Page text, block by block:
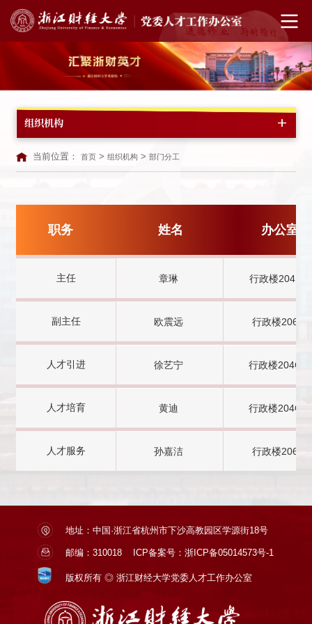
组织机构
当前位置： 首页 > 组织机构 > 部门分工
职务 姓名 办公室
主任 章琳 行政楼204B
副主任 欧震远 行政楼206
人才引进 徐艺宁 行政楼204C
人才培育 黄迪 行政楼204C
人才服务 孙嘉洁 行政楼206
地址：中国·浙江省杭州市下沙高教园区学源街18号
邮编：310018 ICP备案号：浙ICP备05014573号-1
版权所有 ◎ 浙江财经大学党委人才工作办公室